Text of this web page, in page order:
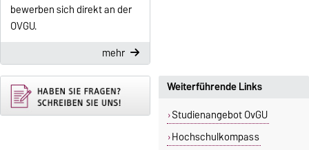
bewerben sich direkt an der
OVGU.
mehr
Weiterführende Links
Studienangebot OvGU
Hochschulkompass